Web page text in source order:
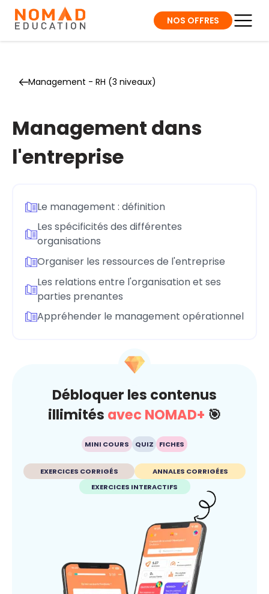
NOS OFFRES
Management - RH (3 niveaux)
Management dans
l'entreprise
Le management : définition
Les spécificités des différentes
organisations
Organiser les ressources de l'entreprise
Les relations entre l'organisation et ses
parties prenantes
Appréhender le management opérationnel
Débloquer les contenus
illimités avec NOMAD+ 🎯
MINI COURS QUIZ FICHES
EXERCICES CORRIGÉS
ANNALES CORRIGÉES
EXERCICES INTERACTIFS